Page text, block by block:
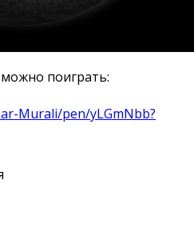
поиграть:
Murali/pen/yLGmNbb?